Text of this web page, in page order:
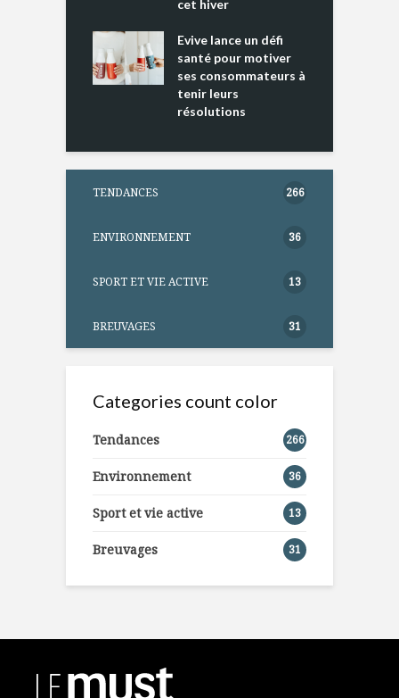
cet hiver
Evive lance un défi
santé pour motiver
ses consommateurs à
tenir leurs
résolutions
TENDANCES 266
ENVIRONNEMENT 36
SPORT ET VIE ACTIVE 13
BREUVAGES 31
Categories count color
Tendances 266
Environnement 36
Sport et vie active 13
Breuvages 31